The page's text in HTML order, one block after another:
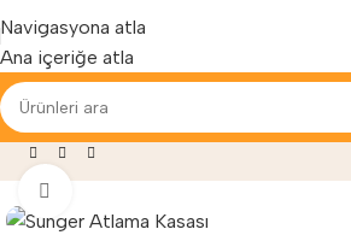
Navigasyona atla
Ana içeriğe atla
Yenilenen arayüzümüz ile hizmetinizdeyiz...
ve Egzersiz